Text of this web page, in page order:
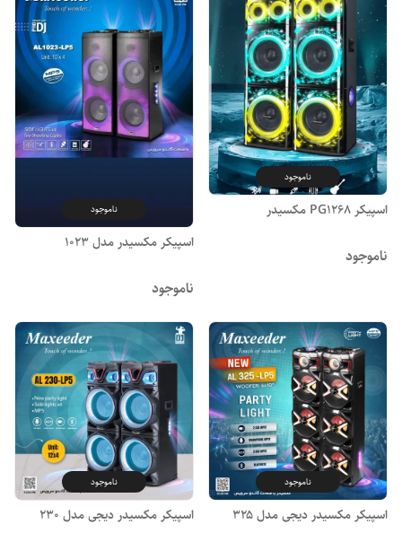
ناموجود
اسپیکر PG1268 مکسیدر
ناموجود
ناموجود
اسپیکر مکسیدر مدل ۱۰۲۳
ناموجود
ناموجود
اسپیکر مکسیدر دیجی مدل ۳۲۵
ناموجود
اسپیکر مکسیدر دیجی مدل ۲۳۰